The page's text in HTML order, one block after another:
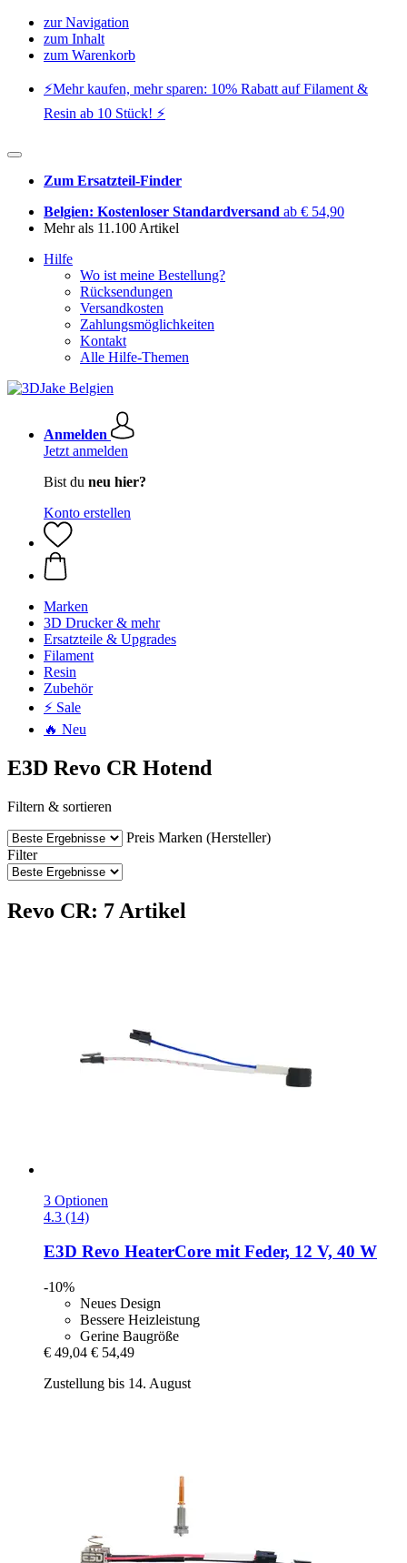
zur Navigation
zum Inhalt
zum Warenkorb
⚡️Mehr kaufen, mehr sparen: 10% Rabatt auf Filament &
Resin ab 10 Stück! ⚡️
Zum Ersatzteil-Finder
Belgien: Kostenloser Standardversand ab € 54,90
Mehr als 11.100 Artikel
Hilfe
Wo ist meine Bestellung?
Rücksendungen
Versandkosten
Zahlungsmöglichkeiten
Kontakt
Alle Hilfe-Themen
Anmelden
Jetzt anmelden
Bist du neu hier?
Konto erstellen
Marken
3D Drucker & mehr
Ersatzteile & Upgrades
Filament
Resin
Zubehör
⚡ Sale
🔥 Neu
E3D Revo CR Hotend
Filtern & sortieren
Preis Marken (Hersteller)
Filter
Revo CR: 7 Artikel
3 Optionen
4.3 (14)
E3D Revo HeaterCore mit Feder, 12 V, 40 W
-10%
Neues Design
Bessere Heizleistung
Gerine Baugröße
€ 49,04 € 54,49
Zustellung bis 14. August